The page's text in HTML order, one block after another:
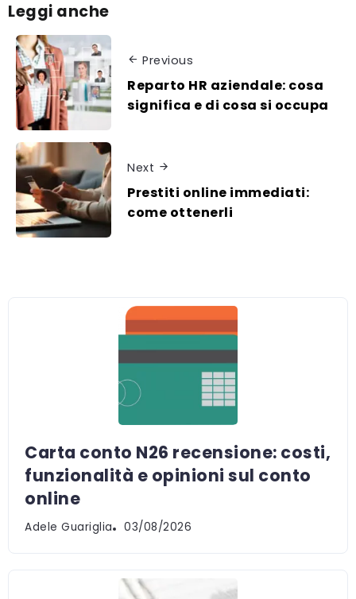
Leggi anche
Previous
Reparto HR aziendale: cosa
significa e di cosa si occupa
Next
Prestiti online immediati:
come ottenerli
Carta conto N26 recensione: costi,
funzionalità e opinioni sul conto
online
Adele Guariglia 03/08/2026